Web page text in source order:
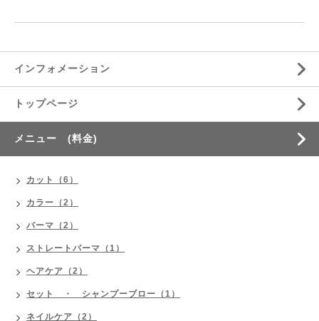
インフォメーション
トップページ
メニュー (料金)
カット（6）
カラー（2）
パーマ（2）
ストレートパーマ（1）
ヘアケア（2）
セット ・ シャンプーブロー（1）
ネイルケア（2）